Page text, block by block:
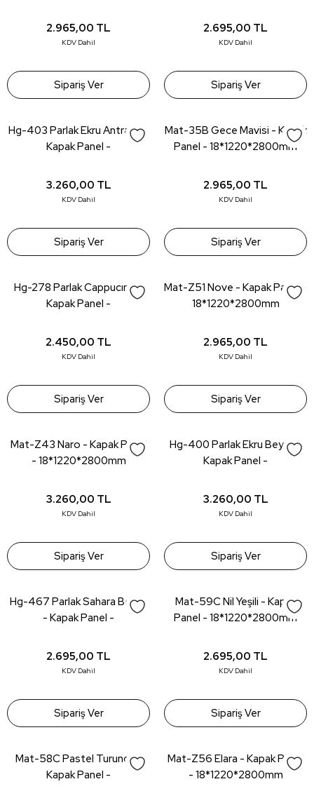
2.965,00 TL
KDV Dahil
Sipariş Ver
2.695,00 TL
KDV Dahil
Sipariş Ver
Hg-403 Parlak Ekru Antrasit -
Kapak Panel -
3.260,00 TL
KDV Dahil
Sipariş Ver
Mat-35B Gece Mavisi - Kapak
Panel - 18*1220*2800mm
2.965,00 TL
KDV Dahil
Sipariş Ver
Hg-278 Parlak Cappucıno -
Kapak Panel -
2.450,00 TL
KDV Dahil
Sipariş Ver
Mat-Z51 Nove - Kapak Panel -
18*1220*2800mm
2.965,00 TL
KDV Dahil
Sipariş Ver
Mat-Z43 Naro - Kapak Panel
- 18*1220*2800mm
3.260,00 TL
KDV Dahil
Sipariş Ver
Hg-400 Parlak Ekru Beyaz -
Kapak Panel -
3.260,00 TL
KDV Dahil
Sipariş Ver
Hg-467 Parlak Sahara Beyaz
- Kapak Panel -
2.695,00 TL
KDV Dahil
Sipariş Ver
Mat-59C Nil Yeşili - Kapak
Panel - 18*1220*2800mm
2.695,00 TL
KDV Dahil
Sipariş Ver
Mat-58C Pastel Turuncu -
Kapak Panel -
Mat-Z56 Elara - Kapak Panel
- 18*1220*2800mm